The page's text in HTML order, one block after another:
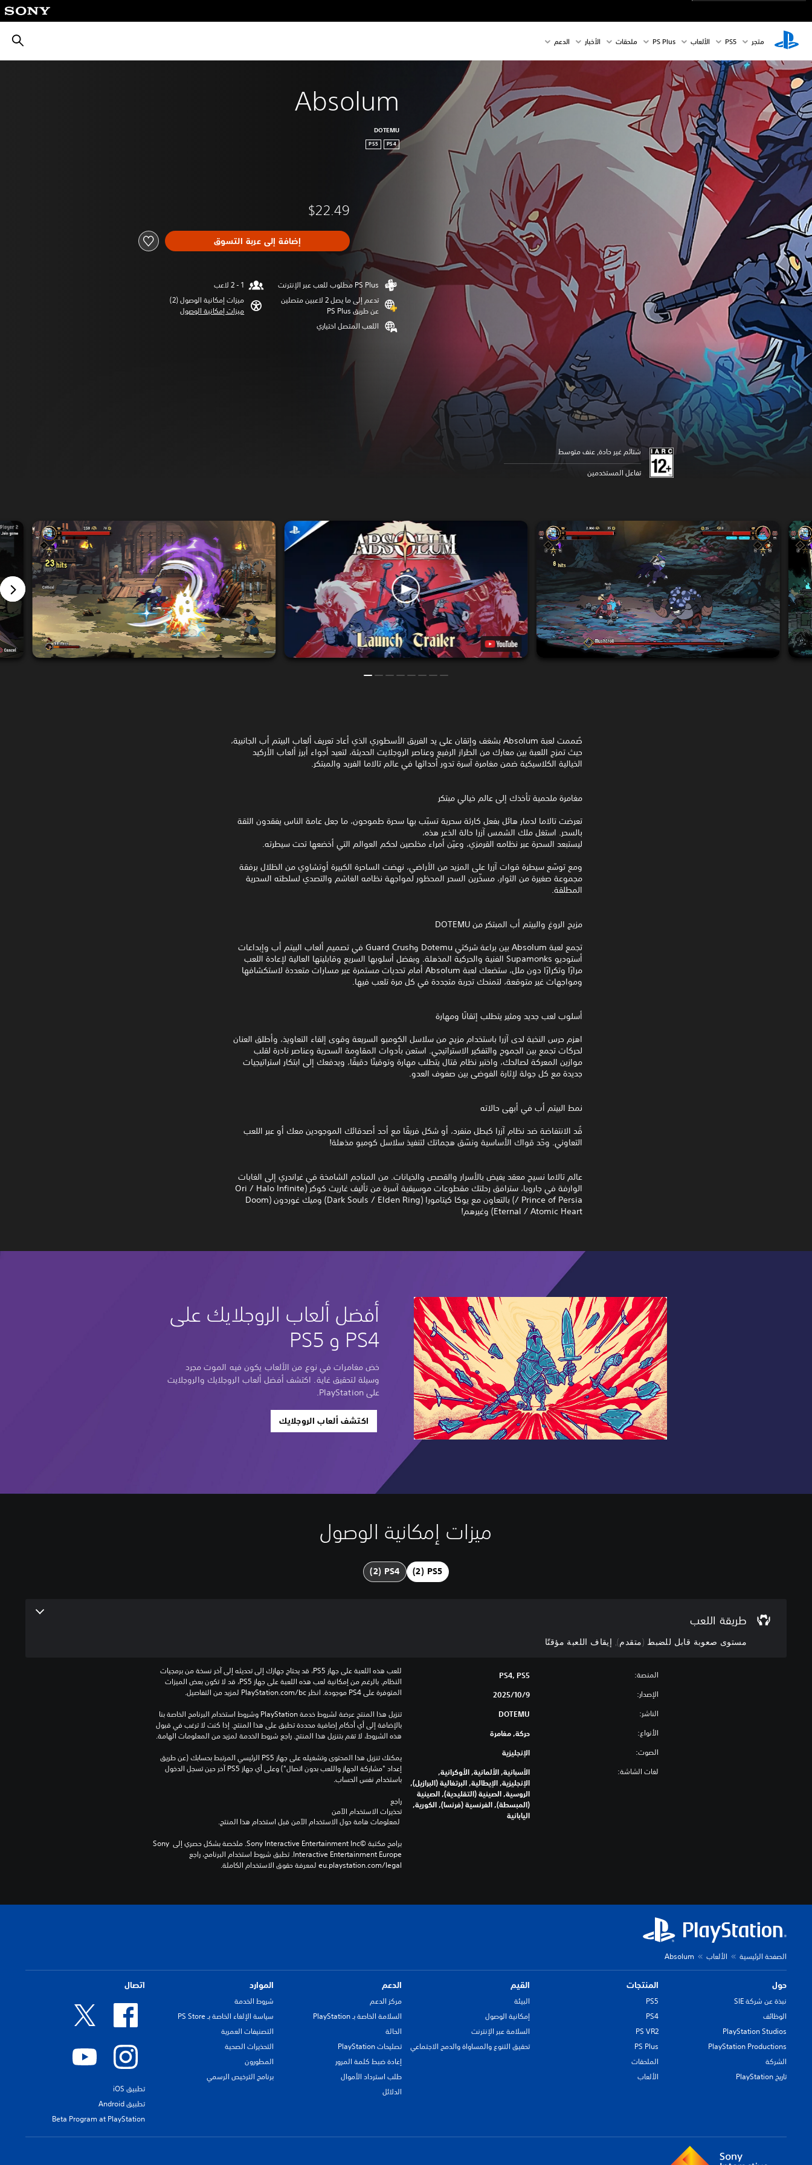
متجر PS5‏ الألعاب PS Plus ملحقات الأخبار الدعم
Absolum
DOTEMU
PS4
PS5
$22.49
إضافة إلى عربة التسوق
تدعم إلى ما يصل 2 لاعبين متصلين
عن طريق PS Plus‏
اللعب المتصل اختياري
ميزات إمكانية الوصول (2)‏
ميزات إمكانية الوصول
شتائم غير حادة, عنف متوسط
تفاعل المستخدمين
صُممت لعبة Absolum بشغف وإتقان على يد الفريق الأسطوري الذي أعاد تعريف ألعاب البيتم أب الجانبية،
حيث تمزج اللعبة بين معارك من الطراز الرفيع وعناصر الروجلايت الحديثة، لتعيد أجواء أبرز ألعاب الأركيد
الخيالية الكلاسيكية ضمن مغامرة آسرة تدور أحداثها في عالم تالاما الفريد والمبتكر.
مغامرة ملحمية تأخذك إلى عالم خيالي مبتكر
تعرضت تالاما لدمار هائل بفعل كارثة سحرية تسبّب بها سحرة طموحون، ما جعل عامة الناس يفقدون الثقة
بالسحر. استغل ملك الشمس آزرا حالة الذعر هذه،
ليستبعد السحرة عبر نظامه القرمزي، وعيّن أمراء مخلصين لحكم العوالم التي أخضعها تحت سيطرته.
ومع توسّع سيطرة قوات آزرا على المزيد من الأراضي، نهضت الساحرة الكبيرة أوتشاوي من الظلال برفقة
مجموعة صغيرة من الثوار، مسخّرين السحر المحظور لمواجهة نظامه الغاشم والتصدي لسلطته السحرية
المطلقة.
مزيج الروغ والبيتم أب المبتكر من DOTEMU
تجمع لعبة Absolum بين براعة شركتي Dotemu وGuard Crush في تصميم ألعاب البيتم أب وإبداعات
أستوديو Supamonks الفنية والحركية المذهلة. وبفضل أسلوبها السريع وقابليتها العالية لإعادة اللعب
مرارًا وتكرارًا دون ملل، ستضعك لعبة Absolum أمام تحديات مستمرة عبر مسارات متعددة لاستكشافها
ومواجهات غير متوقعة، لتمنحك تجربة متجددة في كل مرة تلعب فيها.
أسلوب لعب جديد ومثير يتطلب إتقانًا ومهارة
اهزم حرس النخبة لدى آزرا باستخدام مزيج من سلاسل الكومبو السريعة وقوى إلقاء التعاويذ، وأطلق العنان
لحركات تجمع بين الجموح والتفكير الاستراتيجي. استعن بأدوات المقاومة السحرية وعناصر نادرة لقلب
موازين المعركة لصالحك، واختبر نظام قتال يتطلب مهارة وتوقيتًا دقيقًا، ويدفعك إلى ابتكار استراتيجيات
جديدة مع كل جولة لإثارة الفوضى بين صفوف العدو.
نمط البيتم أب في أبهى حالاته
قُد الانتفاضة ضد نظام آزرا كبطل منفرد، أو شكل فريقًا مع أحد أصدقائك الموجودين معك أو عبر اللعب
التعاوني. وحّد قواك الأساسية ونسّق هجماتك لتنفيذ سلاسل كومبو مذهلة!
عالم تالاما نسيج معقد يفيض بالأسرار والقصص والخيانات. من المناجم الشامخة في غراندري إلى الغابات
الوارفة في جاروبا، سترافق رحلتك مقطوعات موسيقية آسرة من تأليف غاريث كوكر (Ori / Halo Infinite
/ Prince of Persia) بالتعاون مع يوكا كيتامورا (Dark Souls / Elden Ring) وميك غوردون (Doom
Eternal / Atomic Heart) وغيرهم!
أفضل ألعاب الروجلايك على
PS4 و PS5
خض مغامرات في نوع من الألعاب يكون فيه الموت مجرد
وسيلة لتحقيق غاية. اكتشف أفضل ألعاب الروجلايك والروجلايت
على PlayStation.
اكتشف ألعاب الروجلايك
ميزات إمكانية الوصول
طريقة اللعب
مستوى صعوبة قابل للضبط (متقدم), إيقاف اللعبة مؤقتًا
و
ة
ك
ت
ص
ي
س
و
ى
ا
ت
ت
ن
المنصة: PS4, PS5
الإصدار: 9‏/10‏/2025
الناشر: DOTEMU
الأنواع: حركة, مغامرة
الصوت: الإنجليزية
لغات الشاشة:
الأسبانية, الألمانية, الأوكرانية,
الإنجليزية, الإيطالية, البرتغالية (البرازيل),
الروسية, الصينية (التقليدية), الصينية
(المبسطة), الفرنسية (فرنسا), الكورية,
اليابانية
للعب هذه اللعبة على جهاز PS5، قد يحتاج جهازك إلى تحديثه إلى آخر نسخة من برمجيات
النظام. بالرغم من إمكانية لعب هذه اللعبة على جهاز PS5، قد لا تكون بعض الميزات
المتوفرة على PS4 موجودة. انظر ‎PlayStation.com/bc لمزيد من التفاصيل.
بالإضافة إلى أي أحكام إضافية محددة تطبق على هذا المنتج. إذا كنت لا ترغب في قبول
هذه الشروط، لا تقم بتنزيل هذا المنتج. راجع شروط الخدمة لمزيد من المعلومات الهامة.
يمكنك تنزيل هذا المحتوى وتشغيله على جهاز PS5 الرئيسي المرتبط بحسابك (عن طريق
إعداد "مشاركة الجهاز واللعب بدون اتصال") وعلى أي جهاز PS5 آخر حين تسجل الدخول
باستخدام نفس الحساب.
راجع
تحذيرات الاستخدام الآمن
برامج مكتبة ©Sony Interactive Entertainment Inc. ملخصة بشكل حصري إلى Sony
eu.playstation.com/legal لمعرفة حقوق الاستخدام الكاملة.
الصفحة الرئيسية الألعاب Absolum
حول
نبذة عن شركة SIE
الوظائف
PlayStation Studios
PlayStation Productions
الشركة
تاريخ PlayStation
المنتجات
PS5
PS4
PS VR2
PS Plus
الملحقات
الألعاب
القيم
البيئة
إمكانية الوصول
السلامة عبر الإنترنت
تحقيق التنوع والمساواة والدمج الاجتماعي
الدعم
مركز الدعم
السلامة الخاصة بـ PlayStation
الحالة
تصليحات PlayStation
إعادة ضبط كلمة المرور
طلب استرداد الأموال
الدلائل
الموارد
شروط الخدمة
سياسة الإلغاء الخاصة بـ PS Store
التصنيفات العمرية
التحذيرات الصحية
المطورون
برنامج الترخيص الرسمي
اتصال
تطبيق iOS
تطبيق Android
Beta Program at PlayStation